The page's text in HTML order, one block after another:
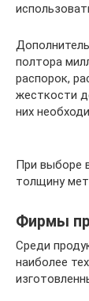
полтора
распорок,
жесткости
них
При выборе
толщину
Фирмы
Среди
наиболее